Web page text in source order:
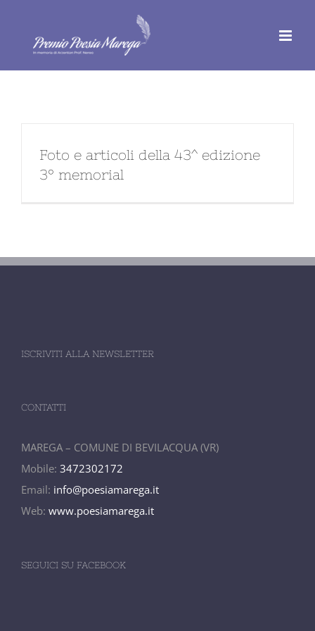
contenuto
Foto e articoli della 43^ edizione
3° memorial
ISCRIVITI ALLA NEWSLETTER
CONTATTI
MAREGA – COMUNE DI BEVILACQUA (VR)
Mobile: 3472302172
Email: info@poesiamarega.it
Web: www.poesiamarega.it
SEGUICI SU FACEBOOK